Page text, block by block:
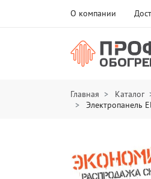
О компании
Главная Каталог
Электропанель